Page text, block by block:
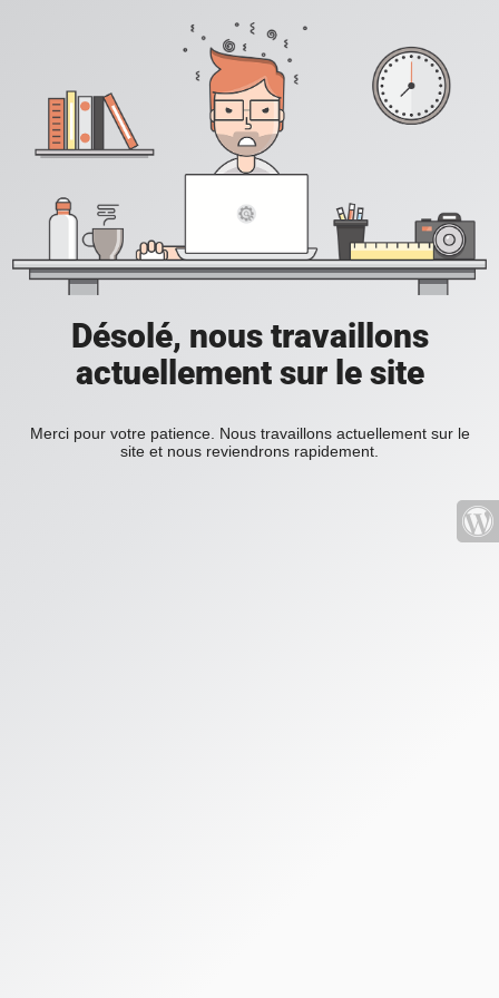
Désolé, nous travaillons
actuellement sur le site
Merci pour votre patience. Nous travaillons actuellement sur le
site et nous reviendrons rapidement.